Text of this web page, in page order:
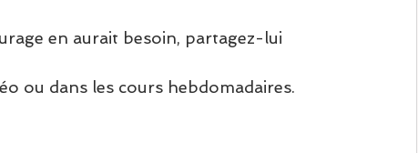
en aurait besoin, partagez-lui
ou dans les cours hebdomadaires.